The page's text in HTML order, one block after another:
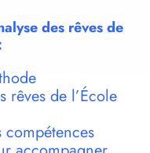
des rêves de
rêves de l’École
compétences